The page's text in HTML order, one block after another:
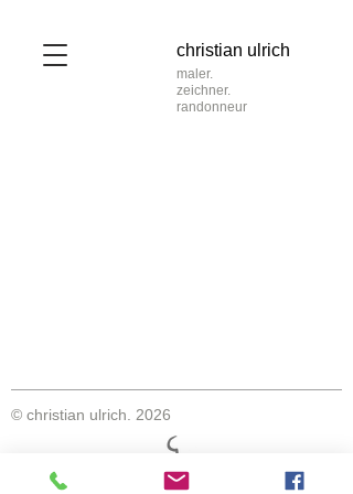
christian ulrich
maler.
zeichner.
randonneur
© christian ulrich. 2026